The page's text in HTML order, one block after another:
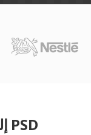
كيفية تحويل RGBO إلى PSD